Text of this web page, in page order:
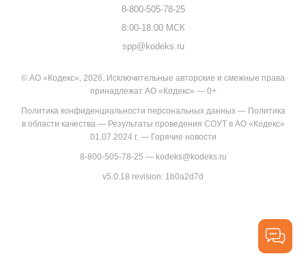
8-800-505-78-25
8:00-18:00 МСК
spp@kodeks.ru
© АО «Кодекс», 2026. Исключительные авторские и смежные права
принадлежат АО «Кодекс» — 0+
Политика конфиденциальности персональных данных— Политика
в области качества— Результаты проведения СОУТ в АО «Кодекс»
01.07.2024 г.— Горячие новости
8-800-505-78-25 — kodeks@kodeks.ru
v5.0.18 revision: 1b0a2d7d